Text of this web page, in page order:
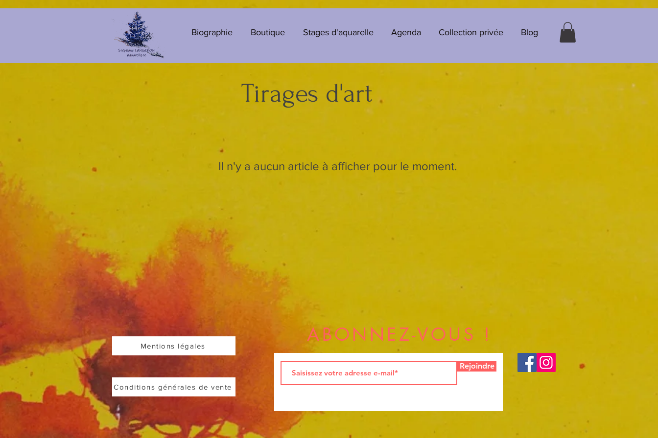
Biographie Boutique Stages d'aquarelle Agenda Collection privée Blog
Tirages d'art
Il n'y a aucun article à afficher pour le moment.
Mentions légales
Conditions générales de vente
ABONNEZ-VOUS !
Rejoindre